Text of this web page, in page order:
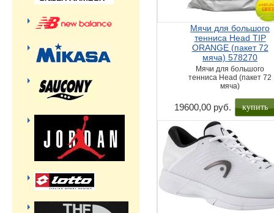
Мячи для большого
тенниса Head TIP
ORANGE (пакет 72
мяча) 578270
Мячи для большого
тенниса Head (пакет 72
мяча)
19600,00 руб. купить